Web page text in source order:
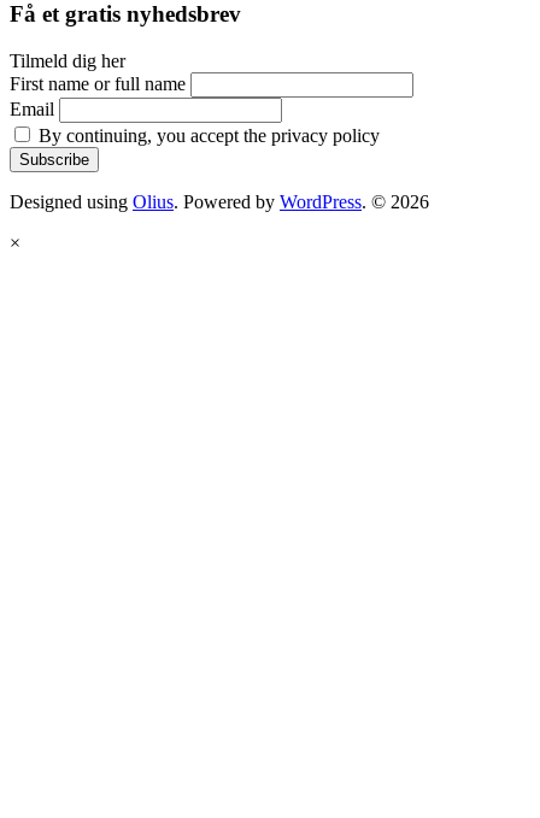
Få et gratis nyhedsbrev
Tilmeld dig her
First name or full name
Email
By continuing, you accept the privacy policy
Designed using Olius. Powered by WordPress. © 2026
×